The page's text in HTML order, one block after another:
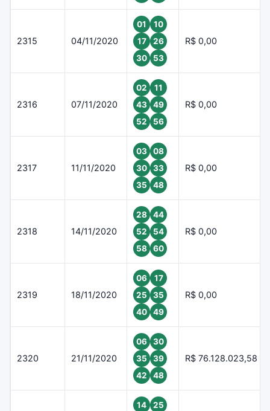
2315 04/11/2020
01
10
17
26
30
53
R$ 0,00
2316 07/11/2020
02
11
43
49
52
56
R$ 0,00
2317 11/11/2020
03
08
30
33
35
48
R$ 0,00
2318 14/11/2020
28
44
52
54
58
60
R$ 0,00
2319 18/11/2020
06
17
25
35
40
49
R$ 0,00
2320 21/11/2020
06
30
35
39
42
48
R$ 76.128.023,58
14
25